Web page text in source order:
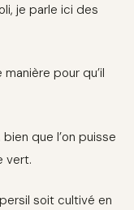
je parle ici des
pour qu’il
bien que l’on puisse
vert.
soit cultivé en